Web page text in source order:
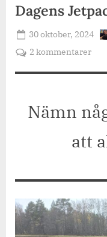
Dagens
Posted
on
30 oktober, 2024
2 kommentarertill
Nämn
att